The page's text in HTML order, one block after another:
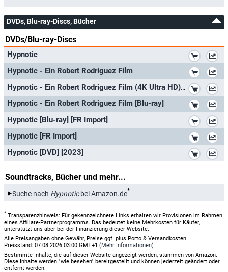
DVDs, Blu-ray-Discs, Bücher
DVDs/Blu-ray-Discs
Hypnotic
Hypnotic - Ein Robert Rodriguez Film
Hypnotic - Ein Robert Rodriguez Film (4K Ultra HD) (+ Blu-ray)
Hypnotic - Ein Robert Rodriguez Film [Blu-ray]
Hypnotic [Blu-ray] [FR Import]
Hypnotic [FR Import]
Hypnotic [DVD] [2023]
Soundtracks, Bücher und mehr...
Suche nach Hypnoticbei Amazon.de*
* Transparenzhinweis: Für gekennzeichnete Links erhalten wir Provisionen im Rahmen
eines Affiliate-Partnerprogramms. Das bedeutet keine Mehrkosten für Käufer,
unterstützt uns aber bei der Finanzierung dieser Website.
Alle Preisangaben ohne Gewähr, Preise ggf. plus Porto & Versandkosten.
Preisstand: 07.08.2026 03:00 GMT+1 (Mehr Informationen)
Bestimmte Inhalte, die auf dieser Website angezeigt werden, stammen von Amazon.
Diese Inhalte werden "wie besehen" bereitgestellt und können jederzeit geändert oder
entfernt werden.